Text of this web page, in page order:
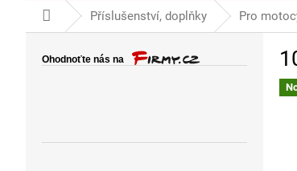
Domů Příslušenství, doplňky Pro